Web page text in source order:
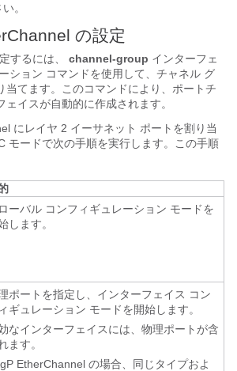
。
nel の設定
するには、 channel-group インターフェ
ション コマンドを使用して、チャネル グ
当てます。このコマンドにより、ポートチ
ェイスが自動的に作成されます。
にレイヤ 2 イーサネット ポートを割り当
モードで次の手順を実行します。この手順
ーバル コンフィギュレーション モードを
します。
ポートを指定し、インターフェイス コン
ギュレーション モードを開始します。
なインターフェイスには、物理ポートが含
ます。
EtherChannel の場合、同じタイプおよ